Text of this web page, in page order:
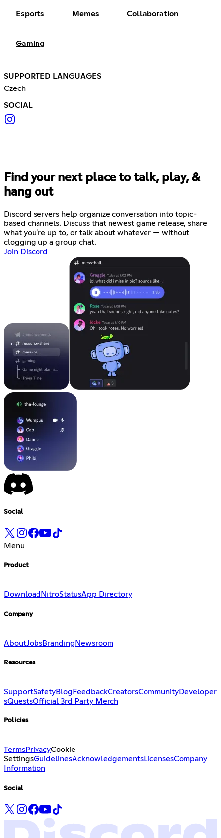
Esports Memes Collaboration
Gaming
SUPPORTED LANGUAGES
Czech
SOCIAL
Find your next place to talk, play, &
hang out
Discord servers help organize conversation into topic-
based channels. Discuss that newest game release, share
what you're up to, or talk about whatever — without
clogging up a group chat.
Join Discord
Social
Menu
Product
Download NitroStatusApp Directory
Company
AboutJobsBranding Newsroom
Resources
SupportSafetyBlog FeedbackCreatorsCommunityDeveloper
sQuestsOfficial 3rd Party Merch
Policies
TermsPrivacyCookie
SettingsGuidelinesAcknowledgementsLicensesCompany
Information
Social